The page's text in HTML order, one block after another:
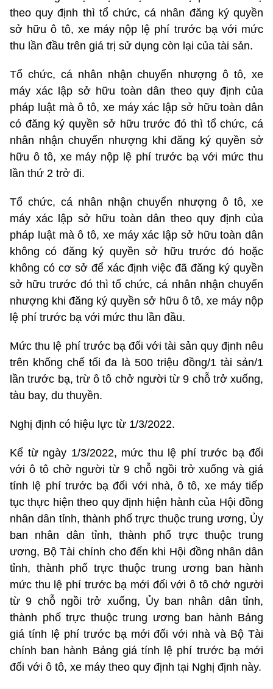
theo quy định thì tổ chức, cá nhân đăng ký quyền
sở hữu ô tô, xe máy nộp lệ phí trước bạ với mức
thu lần đầu trên giá trị sử dụng còn lại của tài sản.
Tổ chức, cá nhân nhận chuyển nhượng ô tô, xe
máy xác lập sở hữu toàn dân theo quy định của
pháp luật mà ô tô, xe máy xác lập sở hữu toàn dân
có đăng ký quyền sở hữu trước đó thì tổ chức, cá
nhân nhận chuyển nhượng khi đăng ký quyền sở
hữu ô tô, xe máy nộp lệ phí trước bạ với mức thu
lần thứ 2 trở đi.
Tổ chức, cá nhân nhận chuyển nhượng ô tô, xe
máy xác lập sở hữu toàn dân theo quy định của
pháp luật mà ô tô, xe máy xác lập sở hữu toàn dân
không có đăng ký quyền sở hữu trước đó hoặc
không có cơ sở để xác định việc đã đăng ký quyền
sở hữu trước đó thì tổ chức, cá nhân nhận chuyển
nhượng khi đăng ký quyền sở hữu ô tô, xe máy nộp
lệ phí trước bạ với mức thu lần đầu.
Mức thu lệ phí trước bạ đối với tài sản quy định nêu
trên khống chế tối đa là 500 triệu đồng/1 tài sản/1
lần trước bạ, trừ ô tô chở người từ 9 chỗ trở xuống,
tàu bay, du thuyền.
Nghị định có hiệu lực từ 1/3/2022.
Kể từ ngày 1/3/2022, mức thu lệ phí trước bạ đối
với ô tô chở người từ 9 chỗ ngồi trở xuống và giá
tính lệ phí trước bạ đối với nhà, ô tô, xe máy tiếp
tục thực hiện theo quy định hiện hành của Hội đồng
nhân dân tỉnh, thành phố trực thuộc trung ương, Ủy
ban nhân dân tỉnh, thành phố trực thuộc trung
ương, Bộ Tài chính cho đến khi Hội đồng nhân dân
tỉnh, thành phố trực thuộc trung ương ban hành
mức thu lệ phí trước bạ mới đối với ô tô chở người
từ 9 chỗ ngồi trở xuống, Ủy ban nhân dân tỉnh,
thành phố trực thuộc trung ương ban hành Bảng
giá tính lệ phí trước bạ mới đối với nhà và Bộ Tài
chính ban hành Bảng giá tính lệ phí trước bạ mới
đối với ô tô, xe máy theo quy định tại Nghị định này.